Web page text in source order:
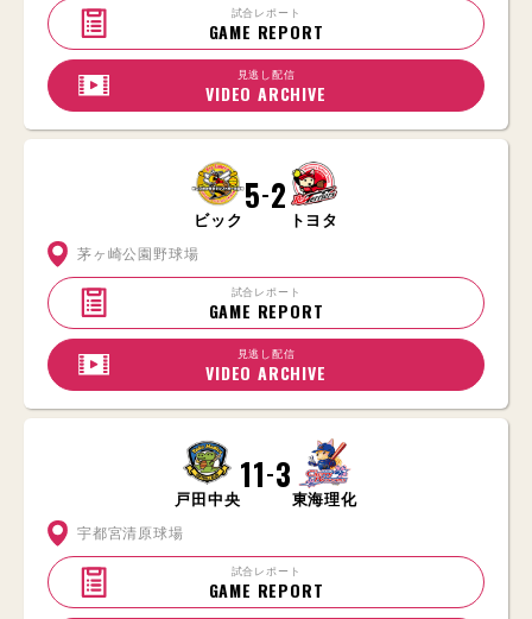
試合レポート
GAME REPORT
見逃し配信
VIDEO ARCHIVE
ビック
5-2
トヨタ
茅ヶ崎公園野球場
試合レポート
GAME REPORT
見逃し配信
VIDEO ARCHIVE
戸田中央
11-3
東海理化
宇都宮清原球場
試合レポート
GAME REPORT